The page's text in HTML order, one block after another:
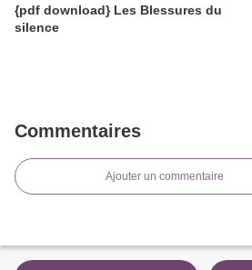
{pdf download} Les Blessures du
silence
Commentaires
Ajouter un commentaire